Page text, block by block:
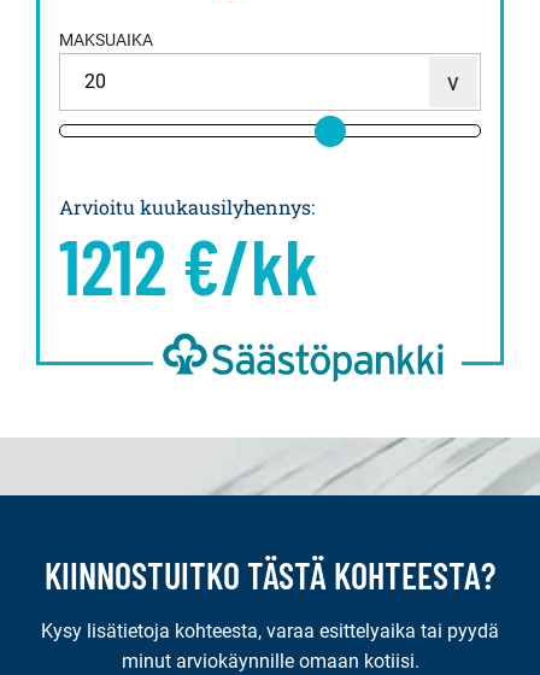
MAKSUAIKA
Arvioitu kuukausilyhennys:
1212 €/kk
KIINNOSTUITKO TÄSTÄ KOHTEESTA?
Kysy lisätietoja kohteesta, varaa esittelyaika tai pyydä
minut arviokäynnille omaan kotiisi.